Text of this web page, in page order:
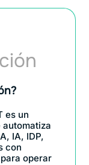
es un
IA, IDP,
con
operar